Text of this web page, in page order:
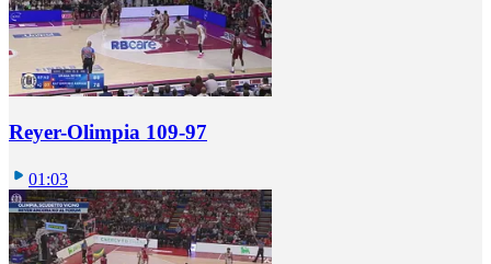
Reyer-Olimpia 109-97
01:03